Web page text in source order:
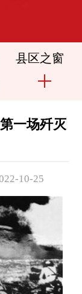
县区之窗
一场歼灭
10-25